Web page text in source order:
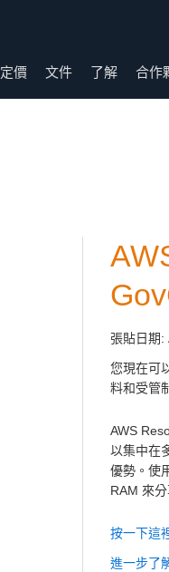
定價 文件 了解 合作
張貼日期:
您現在可
料和受管
AWS
以集中在
優勢。使
RAM 來
按一下這
進一步了